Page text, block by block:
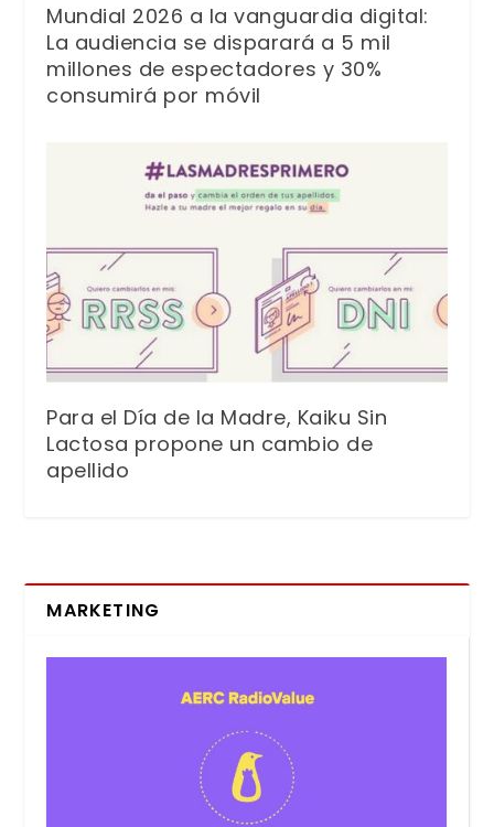
Mundial 2026 a la vanguardia digital:
La audiencia se disparará a 5 mil
millones de espectadores y 30%
consumirá por móvil
Para el Día de la Madre, Kaiku Sin
Lactosa propone un cambio de
apellido
MARKETING